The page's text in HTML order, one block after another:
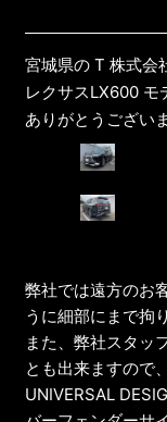
宮城県の T 株式会
レクサスLX600 モ
ありがとうござい
弊社では遠方のお
うに細部にまで拘
また、弊社スタッ
とも出来ますので
UNIVERSAL